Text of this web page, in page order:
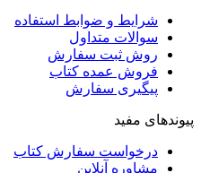
شرایط و ضوابط استفاده
سوالات متداول
روش ثبت سفارش
فروش عمده کتاب
پیگیری سفارش
پیوندهای مفید
درخواست سفارش کتاب
مشاوره آنلاین